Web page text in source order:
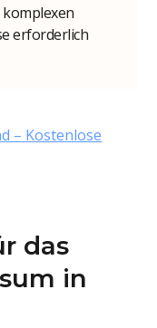
erforderlich
– Kostenlose
das
in